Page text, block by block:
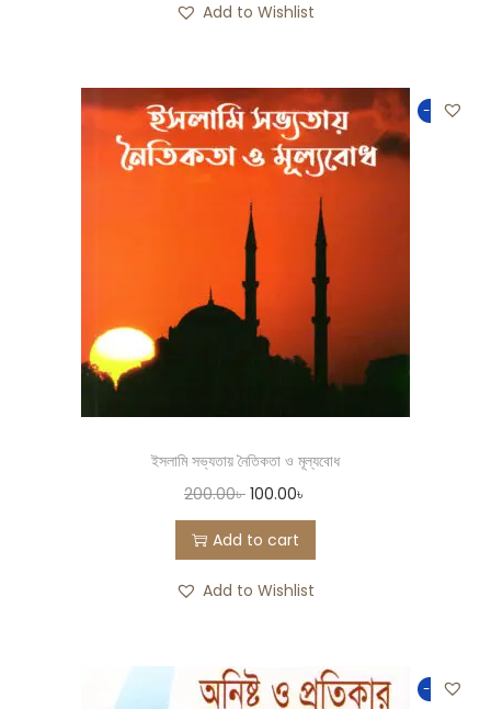
Add to Wishlist
-50%
ইসলামি সভ্যতায় নৈতিকতা ও মূল্যবোধ
200.00৳ 100.00৳
Add to cart
Add to Wishlist
-50%